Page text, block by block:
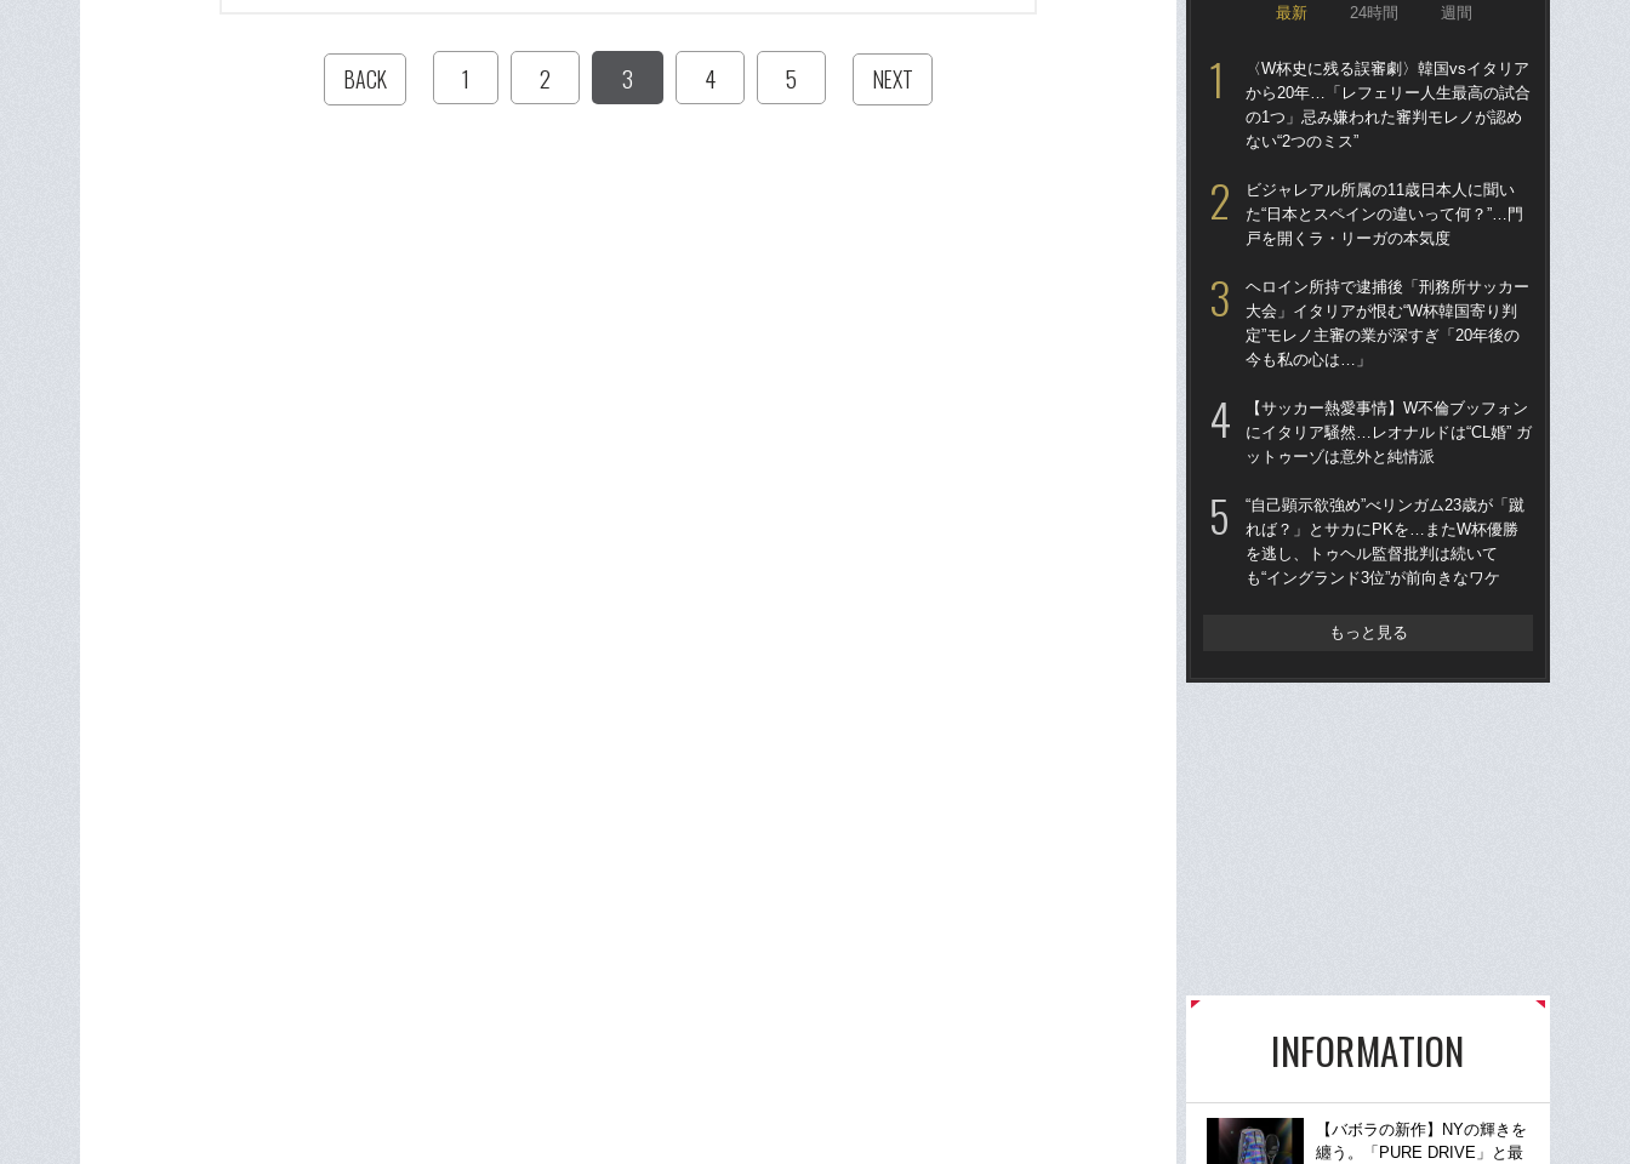
BACK 1 2 3 4 5 NEXT
最新 24時間 週間
〈W杯史に残る誤審劇〉韓国vsイタリア
から20年…「レフェリー人生最高の試合
の1つ」忌み嫌われた審判モレノが認め
ない“2つのミス”
ビジャレアル所属の11歳日本人に聞い
た“日本とスペインの違いって何？”…門
戸を開くラ・リーガの本気度
ヘロイン所持で逮捕後「刑務所サッカー
大会」イタリアが恨む“W杯韓国寄り判
定”モレノ主審の業が深すぎ「20年後の
今も私の心は…」
【サッカー熱愛事情】W不倫ブッフォン
にイタリア騒然…レオナルドは“CL婚” ガ
ットゥーゾは意外と純情派
“自己顕示欲強め”べリンガム23歳が「蹴
れば？」とサカにPKを…またW杯優勝
を逃し、トゥヘル監督批判は続いて
も“イングランド3位”が前向きなワケ
もっと見る
INFORMATION
【バボラの新作】NYの輝きを
纏う。「PURE DRIVE」と最